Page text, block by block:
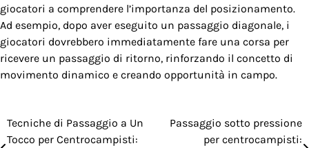
giocatori a comprendere l’importanza del posizionamento.
Ad esempio, dopo aver eseguito un passaggio diagonale, i
giocatori dovrebbero immediatamente fare una corsa per
ricevere un passaggio di ritorno, rinforzando il concetto di
movimento dinamico e creando opportunità in campo.
Post
Tecniche di Passaggio a Un
Tocco per Centrocampisti:
Passaggio sotto pressione
per centrocampisti: